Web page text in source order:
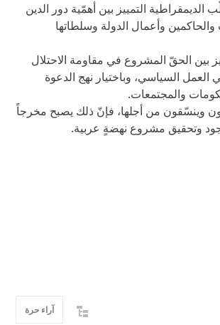
الديمقراطية التمييز بين أهمّية دور الدين
وأعمال الدولة وسلطاتها
بين الحقّ المشروع في مقاومة الاحتلال
السياسي، وباختيار نهج الدعوة
والمجتمعات.
وينسّقون من أجلها، فإنّ ذلك يصبح مخرجاً
وتحقيق مشروع نهضةٍ عربية.
آراء حرة